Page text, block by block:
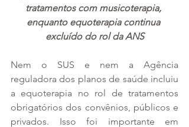
tratamentos com musicoterapia,
enquanto equoterapia continua
excluído do rol da ANS
Nem o SUS e nem a Agência
reguladora dos planos de saúde incluiu
a equoterapia no rol de tratamentos
obrigatórios dos convênios, públicos e
privados. Isso foi importante em